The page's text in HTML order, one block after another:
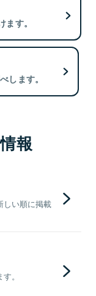
す。
します。
報
しい順に掲載
。